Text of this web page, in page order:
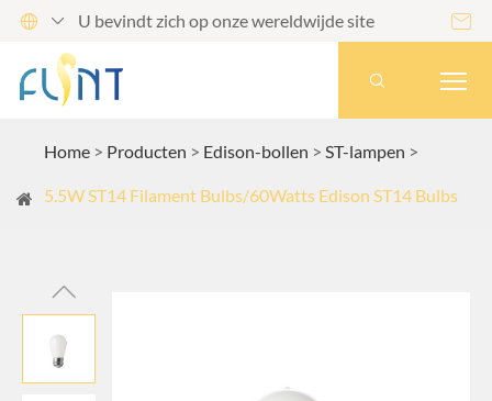
  U bevindt zich op onze wereldwijde site 

Home Producten Edison-bollen ST-lampen
5.5W ST14 Filament Bulbs/60Watts Edison ST14 Bulbs